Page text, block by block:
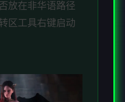
放在非华语路径
区工具右键启动